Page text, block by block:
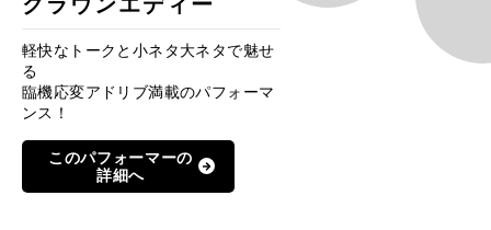
軽快なトークと小ネタ大ネタで魅せ
る
臨機応変アドリブ満載のパフォーマ
ンス！
このパフォーマーの
詳細へ